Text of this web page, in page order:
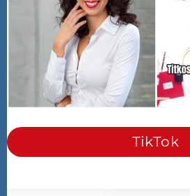
TikTok